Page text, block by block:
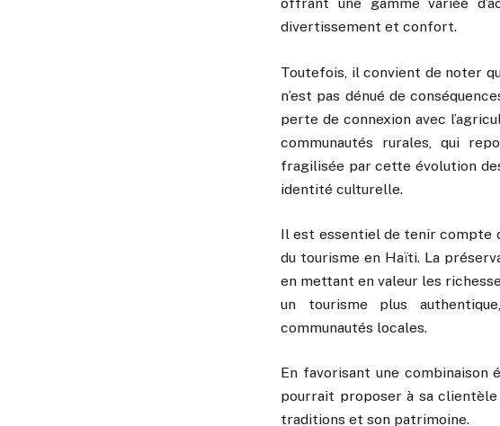
offrant une gamme variée
divertissement et confort.
Toutefois, il convient de noter
n’est pas dénué de
perte de connexion avec
communautés rurales, qui
fragilisée par cette évolution
identité culturelle.
Il est essentiel de tenir compte
du tourisme en Haïti. La
en mettant en valeur les
un tourisme plus
communautés locales.
En favorisant une combinaison
pourrait proposer à sa
traditions et son patrimoine.